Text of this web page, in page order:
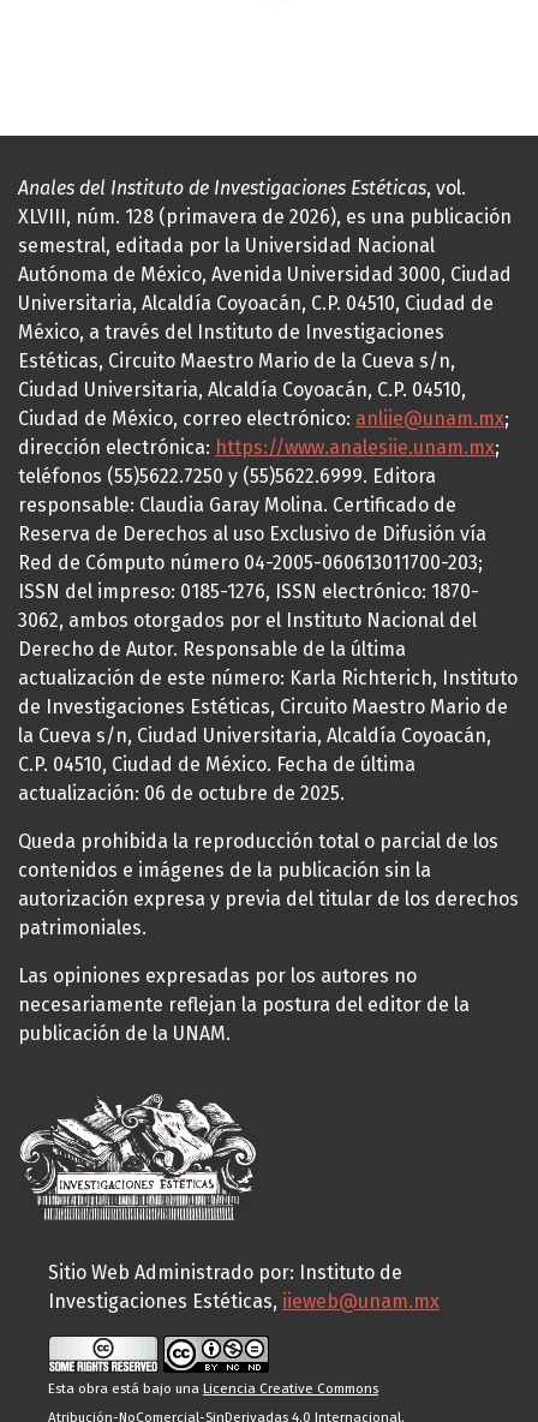
Anales del Instituto de Investigaciones Estéticas, vol.
XLVIII, núm. 128 (primavera de 2026), es una publicación
semestral, editada por la Universidad Nacional
Autónoma de México, Avenida Universidad 3000, Ciudad
Universitaria, Alcaldía Coyoacán, C.P. 04510, Ciudad de
México, a través del Instituto de Investigaciones
Estéticas, Circuito Maestro Mario de la Cueva s/n,
Ciudad Universitaria, Alcaldía Coyoacán, C.P. 04510,
Ciudad de México, correo electrónico: anliie@unam.mx;
dirección electrónica: https://www.analesiie.unam.mx;
teléfonos (55)5622.7250 y (55)5622.6999. Editora
responsable: Claudia Garay Molina. Certificado de
Reserva de Derechos al uso Exclusivo de Difusión vía
Red de Cómputo número 04-2005-060613011700-203;
ISSN del impreso: 0185-1276, ISSN electrónico: 1870-
3062, ambos otorgados por el Instituto Nacional del
Derecho de Autor. Responsable de la última
actualización de este número: Karla Richterich, Instituto
de Investigaciones Estéticas, Circuito Maestro Mario de
la Cueva s/n, Ciudad Universitaria, Alcaldía Coyoacán,
C.P. 04510, Ciudad de México. Fecha de última
actualización: 06 de octubre de 2025.
Queda prohibida la reproducción total o parcial de los
contenidos e imágenes de la publicación sin la
autorización expresa y previa del titular de los derechos
patrimoniales.
Las opiniones expresadas por los autores no
necesariamente reflejan la postura del editor de la
publicación de la UNAM.
Sitio Web Administrado por: Instituto de
Investigaciones Estéticas, iieweb@unam.mx
Esta obra está bajo una Licencia Creative Commons
Atribución-NoComercial-SinDerivadas 4.0 Internacional.